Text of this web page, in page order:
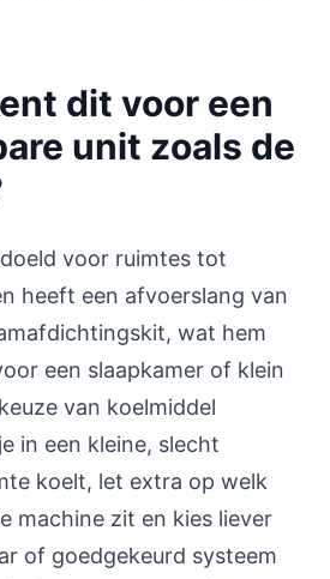
dit voor een
unit zoals de
voor ruimtes tot
heeft een afvoerslang van
wat hem
een slaapkamer of klein
van koelmiddel
in een kleine, slecht
koelt, let extra op welk
machine zit en kies liever
of goedgekeurd systeem